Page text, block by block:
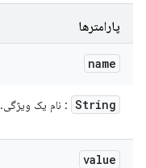
پارامترها
name
String : نام یک ویژگی.
value